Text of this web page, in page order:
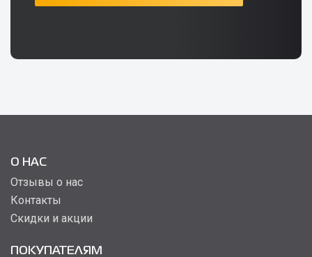
О НАС
Отзывы о нас
Контакты
Скидки и акции
ПОКУПАТЕЛЯМ